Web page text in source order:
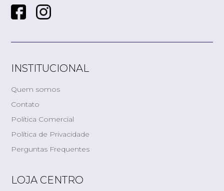
INSTITUCIONAL
Quem somos
Contato
Política Comercial
Política de Privacidade
Perguntas Frequentes
LOJA CENTRO